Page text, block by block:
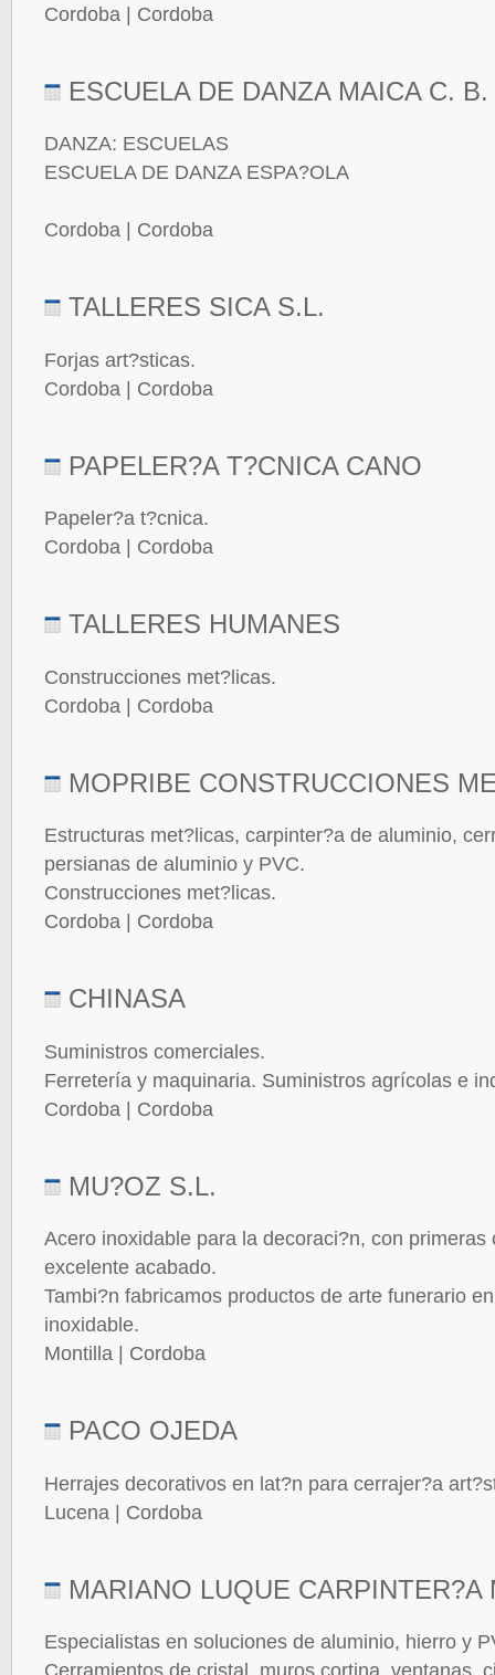
Cordoba | Cordoba
ESCUELA DE DANZA MAICA C. B.
DANZA: ESCUELAS
ESCUELA DE DANZA ESPA?OLA
Cordoba | Cordoba
TALLERES SICA S.L.
Forjas art?sticas.
Cordoba | Cordoba
PAPELER?A T?CNICA CANO
Papeler?a t?cnica.
Cordoba | Cordoba
TALLERES HUMANES
Construcciones met?licas.
Cordoba | Cordoba
MOPRIBE CONSTRUCCIONES
Estructuras met?licas, carpinter?a de aluminio,
persianas de aluminio y PVC.
Construcciones met?licas.
Cordoba | Cordoba
CHINASA
Suministros comerciales.
Ferretería y maquinaria. Suministros agrícolas e
Cordoba | Cordoba
MU?OZ S.L.
Acero inoxidable para la decoraci?n, con primeras
excelente acabado.
Tambi?n fabricamos productos de arte funerario
inoxidable.
Montilla | Cordoba
PACO OJEDA
Herrajes decorativos en lat?n para cerrajer?a
Lucena | Cordoba
MARIANO LUQUE CARPINTER?A
Especialistas en soluciones de aluminio, hierro y
Cerramientos de cristal, muros cortina, ventanas,